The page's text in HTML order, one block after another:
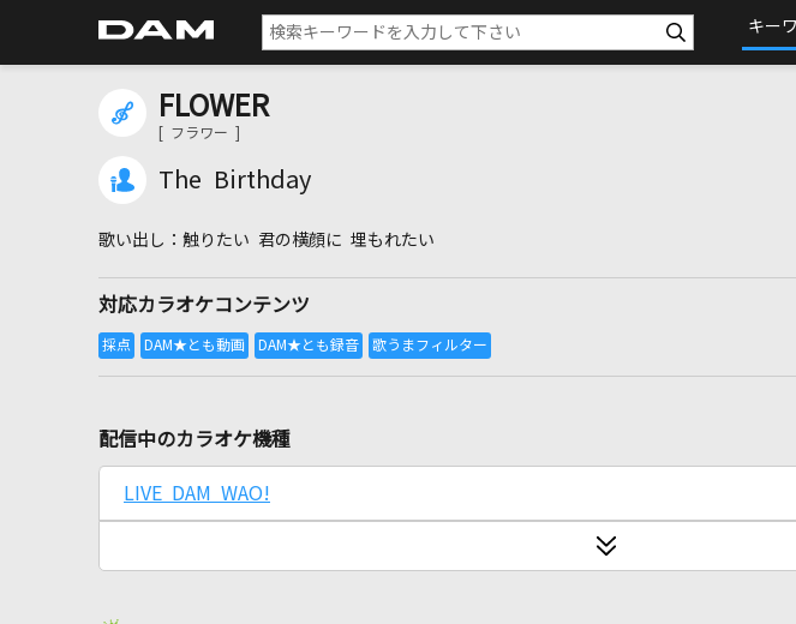
キー
FLOWER
[ フラワー ]
The Birthday
触りたい 君の横顔に 埋もれたい
対応カラオケコンテンツ
配信中のカラオケ機種
LIVE DAM WAO!